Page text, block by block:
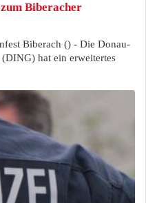
Biberacher
Biberach () - Die Donau-
hat ein erweitertes